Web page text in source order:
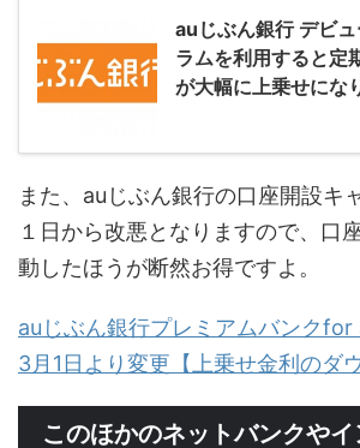
auじぶん銀行 デビ
ラムを利用すると定
が大幅に上乗せにな
また、auじぶん銀行の口座開設キ
１日から改悪となりますので、口
動したほうが断然お得ですよ。
auじぶん銀行プレミアムバンクfor
3月1日より変更【上乗せ金利のダウ
このほかのネットバンクやイ